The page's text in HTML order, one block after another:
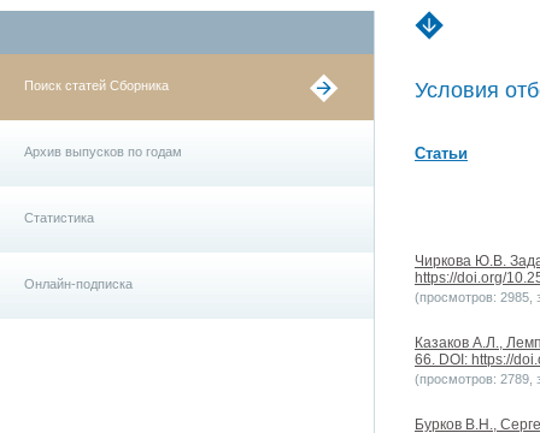
Поиск статей Сборника
Архив выпусков по годам
Статистика
Онлайн-подписка
Условия
Статьи
Чиркова Ю.В.
https://doi.org/
(просмотров: 2985,
Казаков А.Л.,
66. DOI: https://
(просмотров: 2789,
Бурков В.Н.,